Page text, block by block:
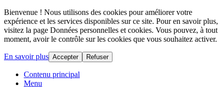
Bienvenue ! Nous utilisons des cookies pour améliorer votre
expérience et les services disponibles sur ce site. Pour en savoir plus,
visitez la page Données personnelles et cookies. Vous pouvez, à tout
moment, avoir le contrôle sur les cookies que vous souhaitez activer.
En savoir plus Accepter Refuser
Contenu principal
Menu